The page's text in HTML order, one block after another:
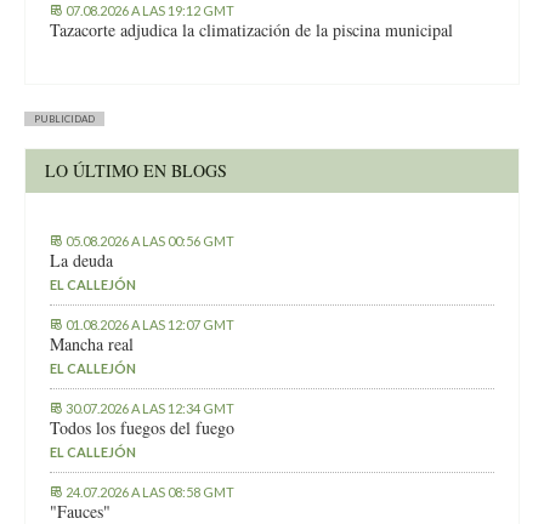
07.08.2026 A LAS 19:12 GMT
Tazacorte adjudica la climatización de la piscina municipal
PUBLICIDAD
LO ÚLTIMO EN BLOGS
05.08.2026 A LAS 00:56 GMT
La deuda
EL CALLEJÓN
01.08.2026 A LAS 12:07 GMT
Mancha real
EL CALLEJÓN
30.07.2026 A LAS 12:34 GMT
Todos los fuegos del fuego
EL CALLEJÓN
24.07.2026 A LAS 08:58 GMT
"Fauces"